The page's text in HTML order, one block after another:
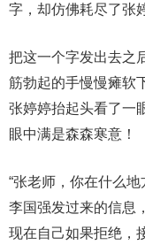
字，却仿佛耗尽了张
把这一个字发出去之
筋勃起的手慢慢瘫软
张婷婷抬起头看了一
眼中满是森森寒意！
“张老师，你在什么
李国强发过来的信息
现在自己如果拒绝，